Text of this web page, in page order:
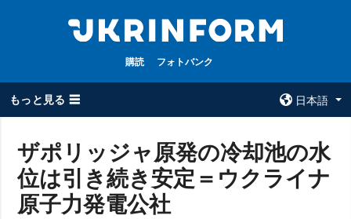
購読 フォトバンク
もっと見る ☰
日本語
全てのトピック
戦争
ウクルインフォ
ルム
ザポリッジャ原発の冷却池の水
位は引き続き安定＝ウクライナ
原子力発電公社